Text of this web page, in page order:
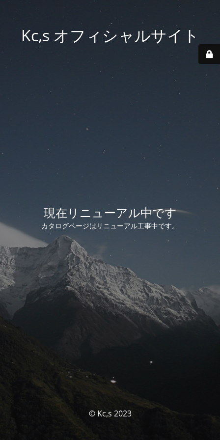
Kc,s オフィシャルサイト
現在リニューアル中です
カタログページはリニューアル工事中です。
© Kc,s 2023